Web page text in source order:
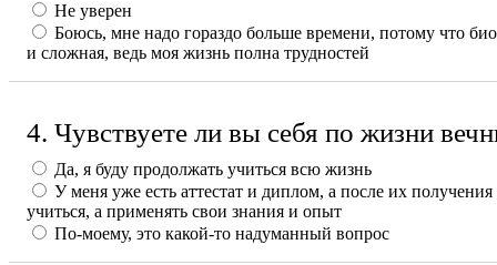
Не уверен
Боюсь, мне надо гораздо больше времени, потому что
и сложная, ведь моя жизнь полна трудностей
4. Чувствуете ли вы себя по жизни
Да, я буду продолжать учиться всю жизнь
У меня уже есть аттестат и диплом, а после их
учиться, а применять свои знания и опыт
По-моему, это какой-то надуманный вопрос